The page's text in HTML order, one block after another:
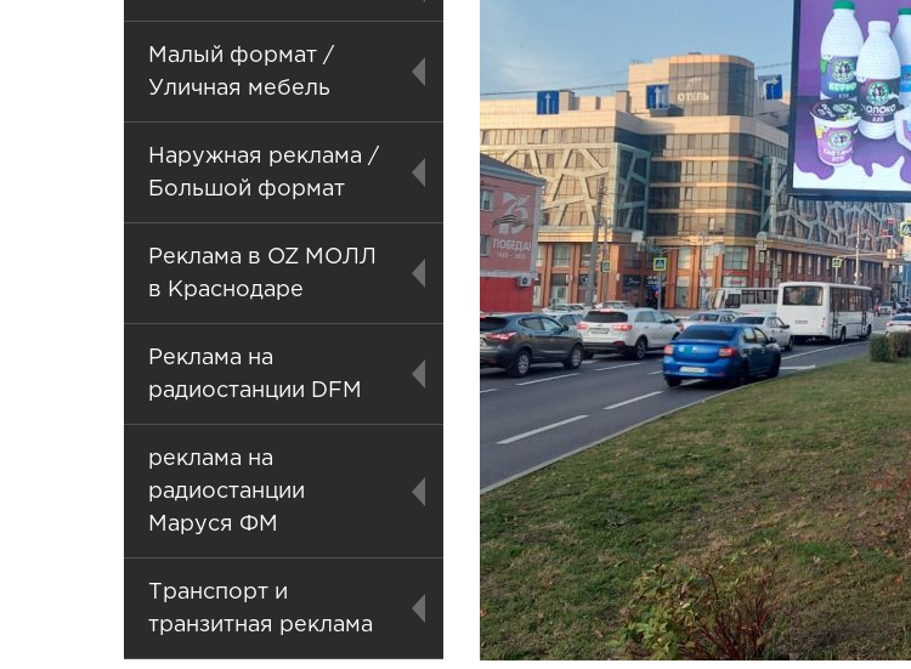
Малый формат /
Уличная мебель
Наружная реклама /
Большой формат
Реклама в OZ МОЛЛ
в Краснодаре
Реклама на
радиостанции DFM
реклама на
радиостанции
Маруся ФМ
Транспорт и
транзитная реклама